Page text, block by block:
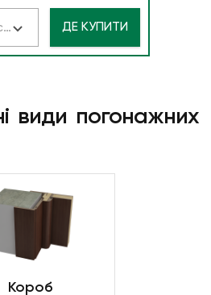
Виберіть місто ДЕ КУПИТИ
види погонажних
Короб